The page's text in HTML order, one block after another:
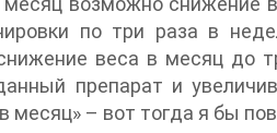
по три раза в
веса в месяц до
препарат и
месяц» – вот тогда я бы